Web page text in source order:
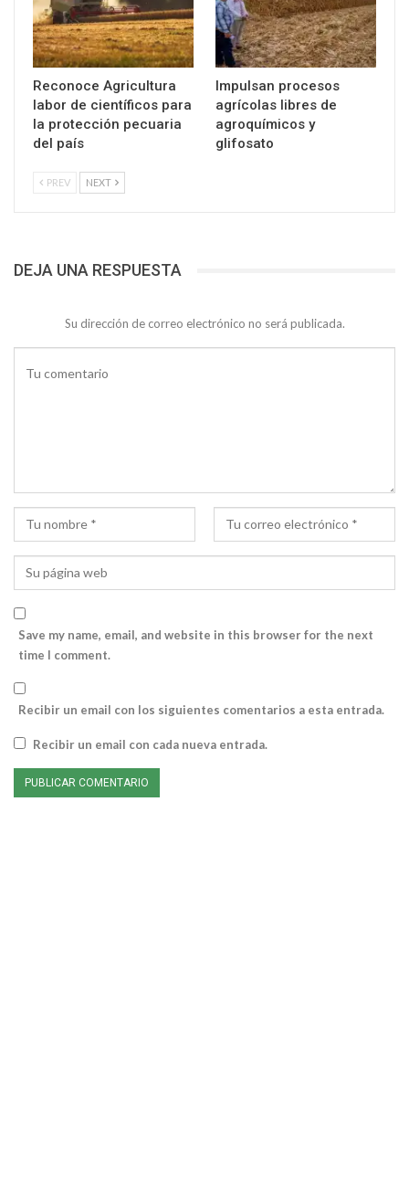
Reconoce Agricultura
labor de científicos para
la protección pecuaria
del país
Impulsan procesos
agrícolas libres de
agroquímicos y
glifosato
PREV NEXT
DEJA UNA RESPUESTA
Su dirección de correo electrónico no será publicada.
Save my name, email, and website in this browser for the next
time I comment.
Recibir un email con los siguientes comentarios a esta entrada.
Recibir un email con cada nueva entrada.